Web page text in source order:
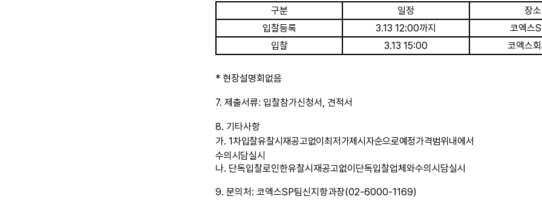
구분
일정
장소
입찰등록
3.13 12:00까지 코엑스
입찰 3.13 15:00 코엑스
* 현장설명회없음
7.제출서류: 입찰참가신청서 견적서
8. 기타사항
가.1차입찰유찰시재공고없이최저가제시자순으로예정가격범위내에서
수의시담실시
나. 단독입찰로인한유찰시재공고없이 단독입찰업체와수의시담실시
9.문의처 :코엑스SP팀신지항과장(02-6000-1169)